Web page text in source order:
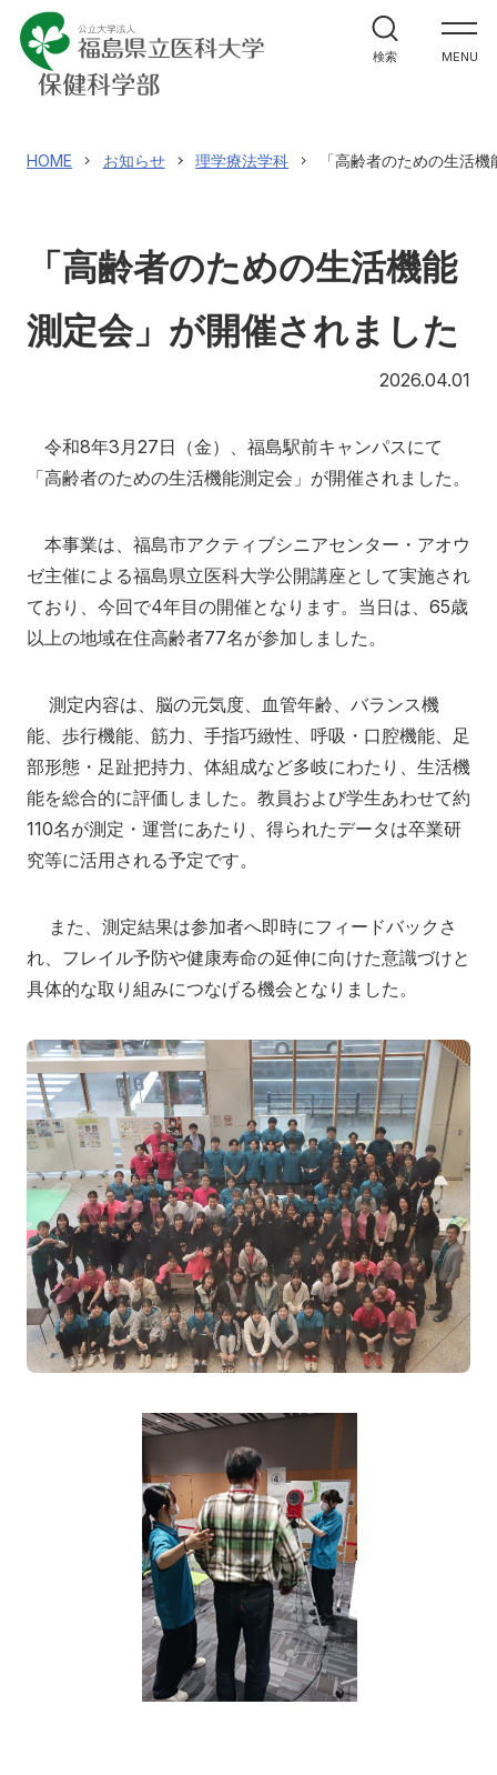
MENU
学部案内
学科紹介
大学院案内
教員メッセージ
施設紹介
対象者別
来院の方（診療）へ
入学希望の方へ 在学生の方へ
卒業生の方へ 教職員の方へ
教職員募集（採用情報） 取材・撮影申し込み
検索
HOME お知らせ 理学療法学科 「高齢者のための生活
「高齢者のための生活機能
測定会」が開催されました
2026.04.01
令和8年3月27日（金）、福島駅前キャンパスにて
「高齢者のための生活機能測定会」が開催されました。
本事業は、福島市アクティブシニアセンター・アオウ
ゼ主催による福島県立医科大学公開講座として実施され
ており、今回で4年目の開催となります。当日は、65歳
以上の地域在住高齢者77名が参加しました。
測定内容は、脳の元気度、血管年齢、バランス機
能、歩行機能、筋力、手指巧緻性、呼吸・口腔機能、足
部形態・足趾把持力、体組成など多岐にわたり、生活機
能を総合的に評価しました。教員および学生あわせて約
110名が測定・運営にあたり、得られたデータは卒業研
究等に活用される予定です。
また、測定結果は参加者へ即時にフィードバックさ
れ、フレイル予防や健康寿命の延伸に向けた意識づけと
具体的な取り組みにつなげる機会となりました。